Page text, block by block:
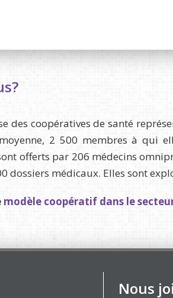
des coopératives de santé
2 500 membres à qui
offerts par 206 médecins
dossiers médicaux. Elles sont
modèle coopératif dans le
Nous